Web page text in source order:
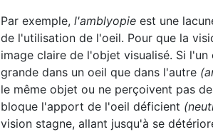
Par exemple, l'amblyopieest une
de l'utilisation de l'oeil. Pour que la
image claire de l'objet visualisé. Si
grande dans un oeil que dans l'autre
le même objet ou ne perçoivent pas
bloque l'apport de l'oeil déficient
vision stagne, allant jusqu'à se